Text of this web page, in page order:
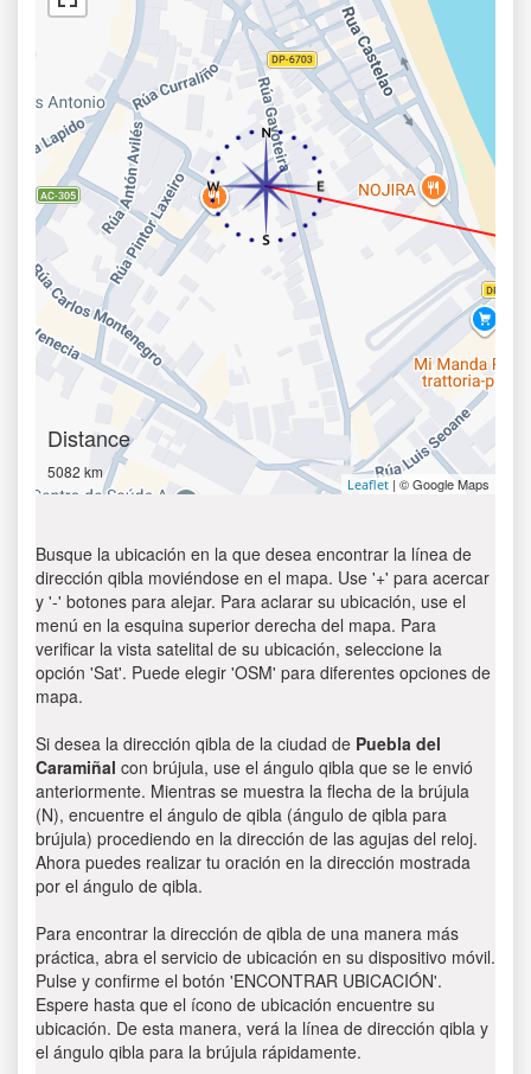
Distance
5082 km
Leaflet | © Google Maps
Busque la ubicación en la que desea encontrar la línea de
dirección qibla moviéndose en el mapa. Use '+' para acercar
y '-' botones para alejar. Para aclarar su ubicación, use el
menú en la esquina superior derecha del mapa. Para
verificar la vista satelital de su ubicación, seleccione la
opción 'Sat'. Puede elegir 'OSM' para diferentes opciones de
mapa.
Si desea la dirección qibla de la ciudad de Puebla del
Caramiñal con brújula, use el ángulo qibla que se le envió
anteriormente. Mientras se muestra la flecha de la brújula
(N), encuentre el ángulo de qibla (ángulo de qibla para
brújula) procediendo en la dirección de las agujas del reloj.
Ahora puedes realizar tu oración en la dirección mostrada
por el ángulo de qibla.
Para encontrar la dirección de qibla de una manera más
práctica, abra el servicio de ubicación en su dispositivo móvil.
Pulse y confirme el botón 'ENCONTRAR UBICACIÓN'.
Espere hasta que el ícono de ubicación encuentre su
ubicación. De esta manera, verá la línea de dirección qibla y
el ángulo qibla para la brújula rápidamente.